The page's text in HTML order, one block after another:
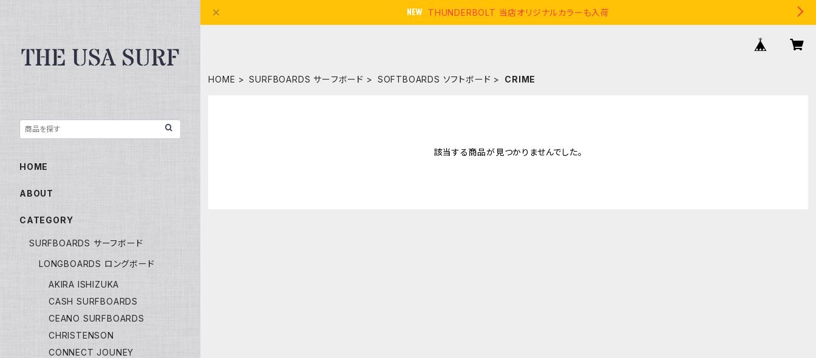
THUNDERBOLT 当店オリジナルカラーも入荷
HOME SURFBOARDS サーフボード SOFTBOARDS ソフトボード CRIME
該当する商品が見つかりませんでした。
HOME
ABOUT
CATEGORY
SURFBOARDS サーフボード
LONGBOARDS ロングボード
AKIRA ISHIZUKA
CASH SURFBOARDS
CEANO SURFBOARDS
CHRISTENSON
CONNECT JOUNEY